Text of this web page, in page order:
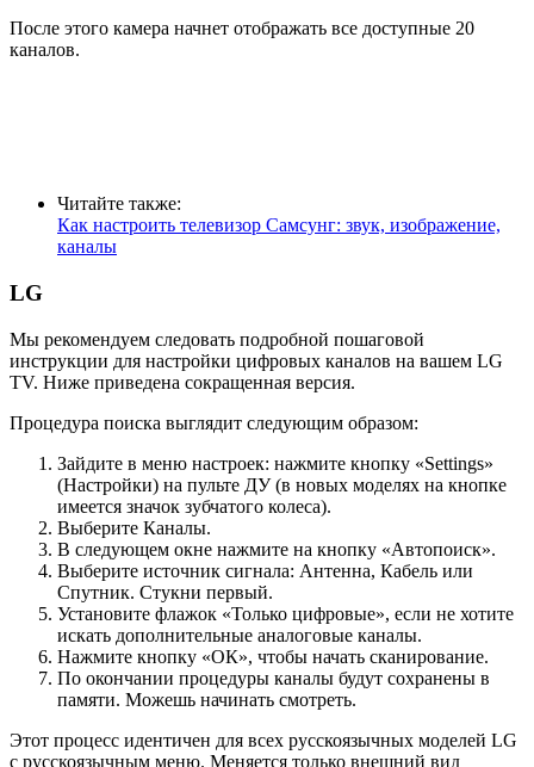
После этого камера начнет отображать все доступные 20
каналов.
Читайте также:
Как настроить телевизор Самсунг: звук, изображение,
каналы
LG
Мы рекомендуем следовать подробной пошаговой
инструкции для настройки цифровых каналов на вашем LG
TV. Ниже приведена сокращенная версия.
Процедура поиска выглядит следующим образом:
Зайдите в меню настроек: нажмите кнопку «Settings»
(Настройки) на пульте ДУ (в новых моделях на кнопке
имеется значок зубчатого колеса).
Выберите Каналы.
В следующем окне нажмите на кнопку «Автопоиск».
Выберите источник сигнала: Антенна, Кабель или
Спутник. Стукни первый.
Установите флажок «Только цифровые», если не хотите
искать дополнительные аналоговые каналы.
Нажмите кнопку «ОК», чтобы начать сканирование.
По окончании процедуры каналы будут сохранены в
памяти. Можешь начинать смотреть.
Этот процесс идентичен для всех русскоязычных моделей LG
с русскоязычным меню. Меняется только внешний вид